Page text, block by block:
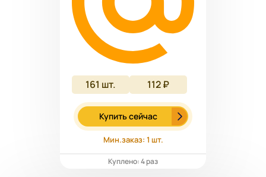
161 шт. 112 ₽
Купить сейчас
Мин.заказ: 1 шт.
Куплено: 4 раз